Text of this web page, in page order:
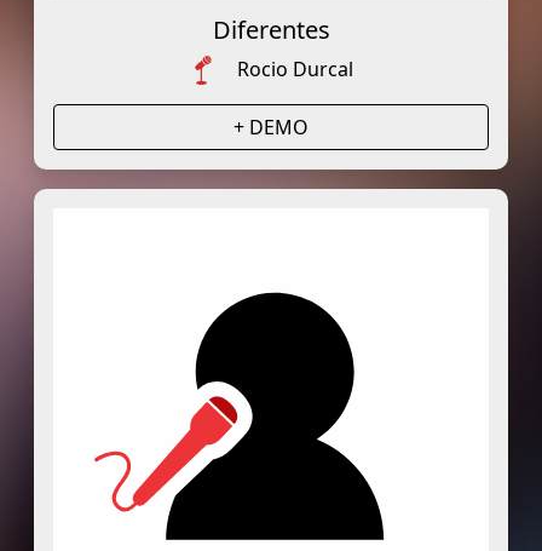
Diferentes
Rocio Durcal
+ DEMO